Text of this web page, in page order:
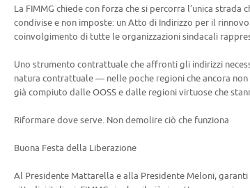
La FIMMG chiede con forza che si percorra l’unica
condivise e non imposte: un Atto di Indirizzo per il
coinvolgimento di tutte le organizzazioni sindacali
Uno strumento contrattuale che affronti gli indirizzi
natura contrattuale — nelle poche regioni che ancora
già compiuto dalle OOSS e dalle regioni virtuose che
Riformare dove serve. Non demolire ciò che funziona
Buona Festa della Liberazione
Al Presidente Mattarella e alla Presidente Meloni,